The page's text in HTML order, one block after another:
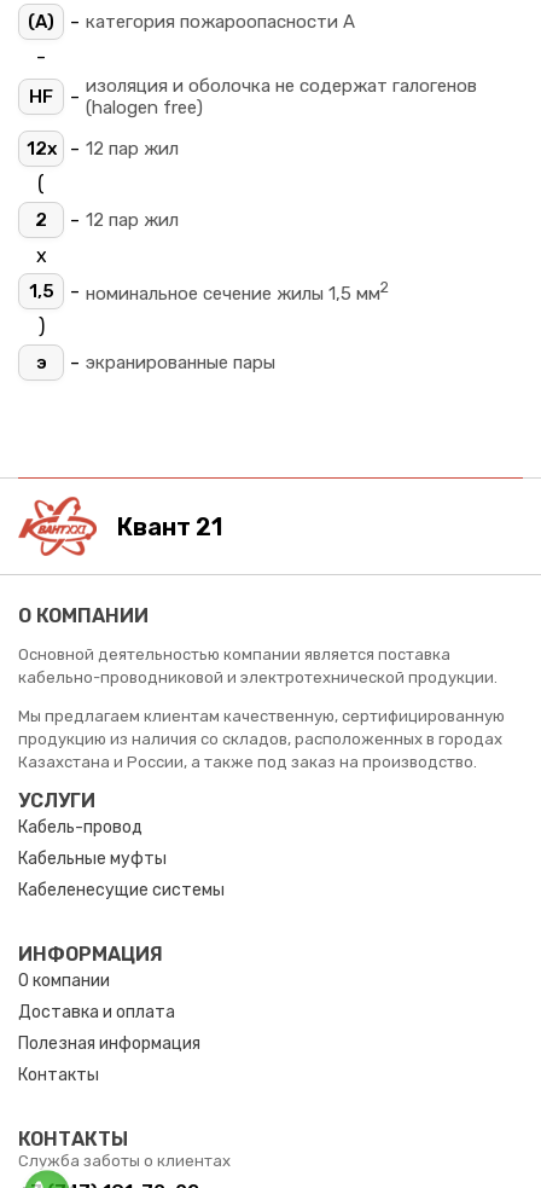
(A)
- категория пожароопасности A
-
HF - изоляция и оболочка не содержат галогенов
(halogen free)
12х
- 12 пар жил
(
2 - 12 пар жил
х
1,5 - номинальное сечение жилы 1,5 мм2
)
э - экранированные пары
Квант 21
О КОМПАНИИ
Основной деятельностью компании является поставка
кабельно-проводниковой и электротехнической продукции.
Мы предлагаем клиентам качественную, сертифицированную
продукцию из наличия со складов, расположенных в городах
Казахстана и России, а также под заказ на производство.
УСЛУГИ
Кабель-провод
Кабельные муфты
Кабеленесущие системы
ИНФОРМАЦИЯ
О компании
Доставка и оплата
Полезная информация
Контакты
КОНТАКТЫ
Служба заботы о клиентах